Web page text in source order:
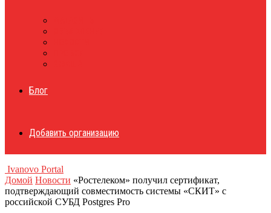
Блог
Добавить организацию
Ivanovo Portal
Домой Новости «Ростелеком» получил сертификат,
подтверждающий совместимость системы «СКИТ» с
российской СУБД Postgres Pro